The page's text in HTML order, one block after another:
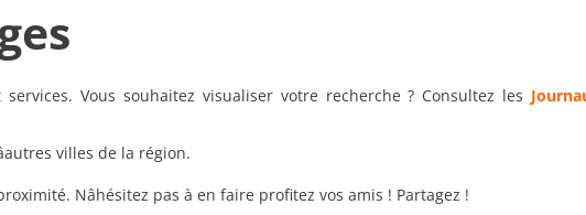
Vous souhaitez visualiser votre recherche ? Consultez les
villes de la région.
Nâhésitez pas à en faire profitez vos amis ! Partagez !